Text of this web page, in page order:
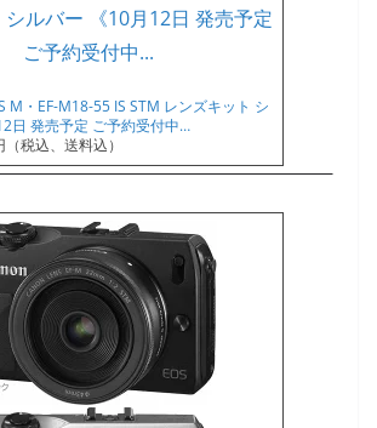
M・EF-M18-55 IS STM レンズキット シ
日 発売予定 ご予約受付中…
税込、送料込）